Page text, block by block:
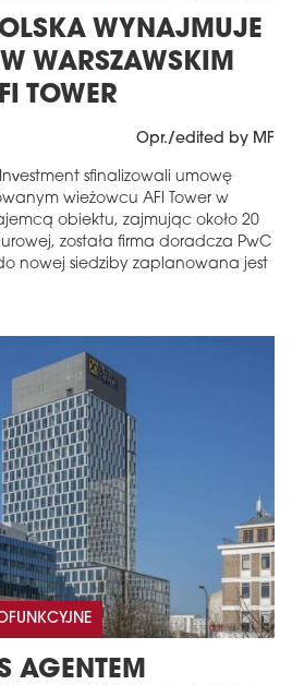
WYNAJMUJE
WARSZAWSKIM
TOWER
Opr./edited by MF
sfinalizowali umowę
wieżowcu AFI Tower w
obiektu, zajmując około 20
została firma doradcza PwC
nowej siedziby zaplanowana jest
AGENTEM